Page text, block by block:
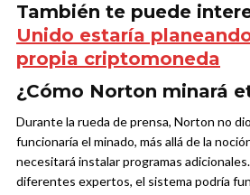
También te puede
Unido estaría
propia criptomoneda
¿Cómo Norton minará
Durante la rueda de prensa, Norton no
funcionaría el minado, más allá de la
necesitará instalar programas
diferentes expertos, el sistema podría